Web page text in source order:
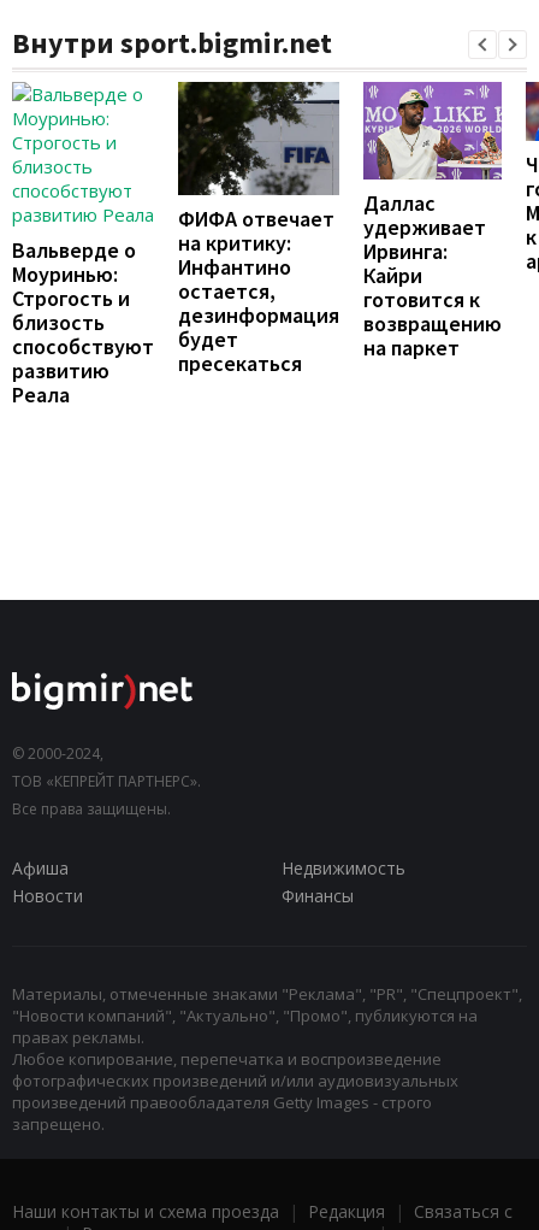
Внутри sport.bigmir.net
Вальверде о
Моуринью:
Строгость и
близость
способствуют
развитию
Реала
ФИФА отвечает
на критику:
Инфантино
остается,
дезинформация
будет
пресекаться
Даллас
удерживает
Ирвинга:
Кайри
готовится к
возвращению
на паркет
к
© 2000-2024,
ТОВ «КЕПРЕЙТ ПАРТНЕРС».
Все права защищены.
Афиша
Недвижимость
Новости
Финансы
Материалы, отмеченные знаками "Реклама", "PR", "Спецпроект",
"Новости компаний", "Актуально", "Промо", публикуются на
правах рекламы.
Любое копирование, перепечатка и воспроизведение
фотографических произведений и/или аудиовизуальных
произведений правообладателя Getty Images - строго
запрещено.
Наши контакты и схема проезда | Редакция | Связаться с